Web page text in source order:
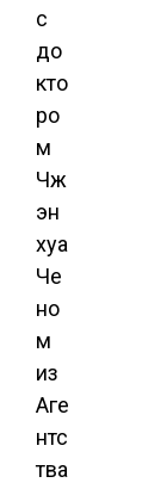
с
до
кто
ро
м
Чж
эн
хуа
Че
но
м
из
Аге
нтс
тва